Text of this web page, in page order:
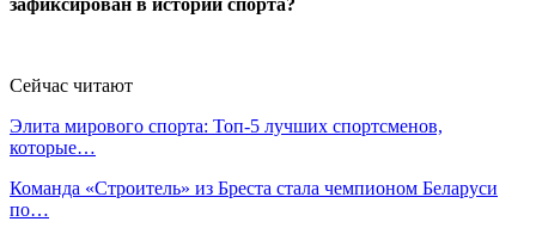
Сейчас читают
Элита мирового спорта: Топ-5 лучших спортсменов,
которые…
Команда «Строитель» из Бреста стала чемпионом Беларуси
по…